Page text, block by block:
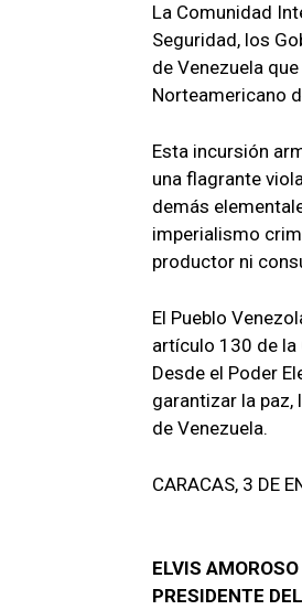
La Comunidad
Seguridad, los
de Venezuela
Norteamericano
Esta incursión
una flagrante
demás
imperialismo
productor ni
El Pueblo
artículo 130 de la
Desde el Poder
garantizar la paz,
de Venezuela.
CARACAS, 3 DE
ELVIS AMOROSO
PRESIDENTE